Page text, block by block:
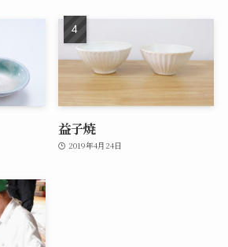
益子焼
2019年4月24日